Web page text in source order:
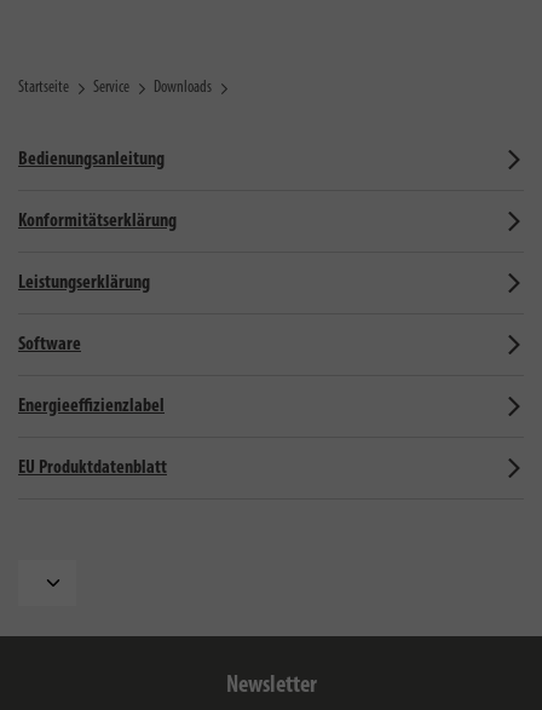
Startseite Service Downloads
Bedienungsanleitung
Konformitätserklärung
Leistungserklärung
Software
Energieeffizienzlabel
EU Produktdatenblatt
Newsletter